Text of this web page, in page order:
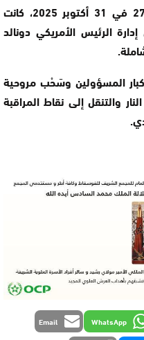
يذكر أنه حتى قبل اعتماد القرار 2797 في 31 أكتوبر 2025، كانت
الرئيس الأمريكي دونالد
المسؤولين وسَحْب مروحية
والتنقل إلى نقاط المراقبة
WhatsApp
Email